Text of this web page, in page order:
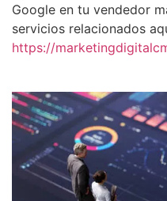
Google en tu vendedor
servicios relacionados
https://